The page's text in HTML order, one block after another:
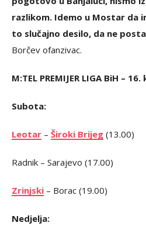
razlikom. Idemo u Mostar da
to slučajno desilo, da ne
Borčev ofanzivac.
M:TEL PREMIJER LIGA BiH – 16.
Subota:
Leotar – Široki Brijeg (13.00)
Radnik – Sarajevo (17.00)
Zrinjski – Borac (19.00)
Nedjelja: